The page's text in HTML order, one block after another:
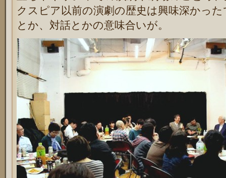
クスピア以前の演劇の歴史は興味深かっ
とか、対話とかの意味合いが。